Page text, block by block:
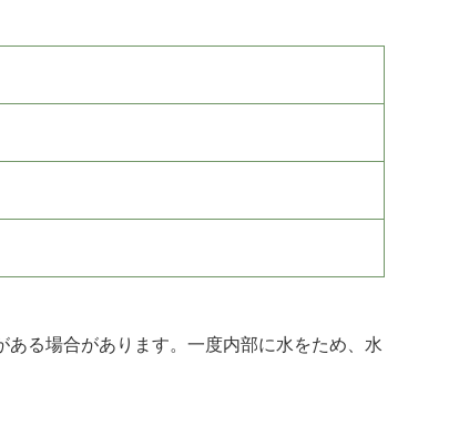
る場合があります。一度内部に水をため、水